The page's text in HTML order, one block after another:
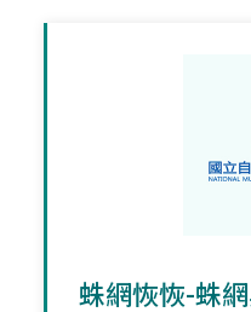
蛛網恢恢-蛛